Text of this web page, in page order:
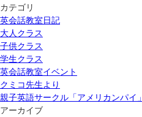
カテゴリ
英会話教室日記
大人クラス
子供クラス
学生クラス
英会話教室イベント
クミコ先生より
親子英語サークル「アメリカンパイ」
アーカイブ